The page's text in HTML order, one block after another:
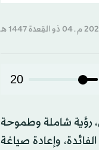
20
رؤية شاملة وطموحة
وإعادة صياغة